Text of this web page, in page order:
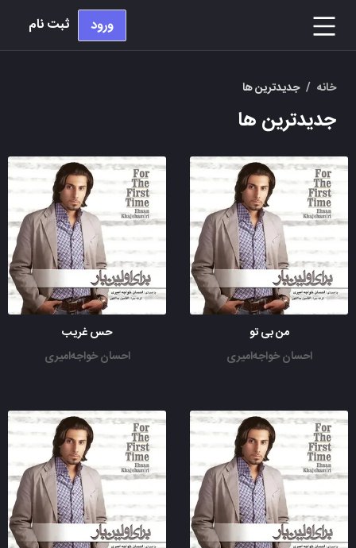
ورود ثبت نام
خانه / جدیدترین ها
جدیدترین ها
من بی تو
احسان خواجه‌امیری
حس غریب
احسان خواجه‌امیری